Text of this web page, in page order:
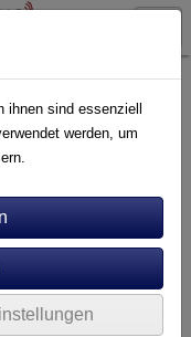
ihnen sind essenziell
werden, um